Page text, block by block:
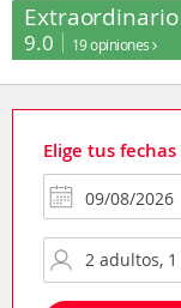
Extraordinario
9.0 19 opiniones
Elige tus fechas